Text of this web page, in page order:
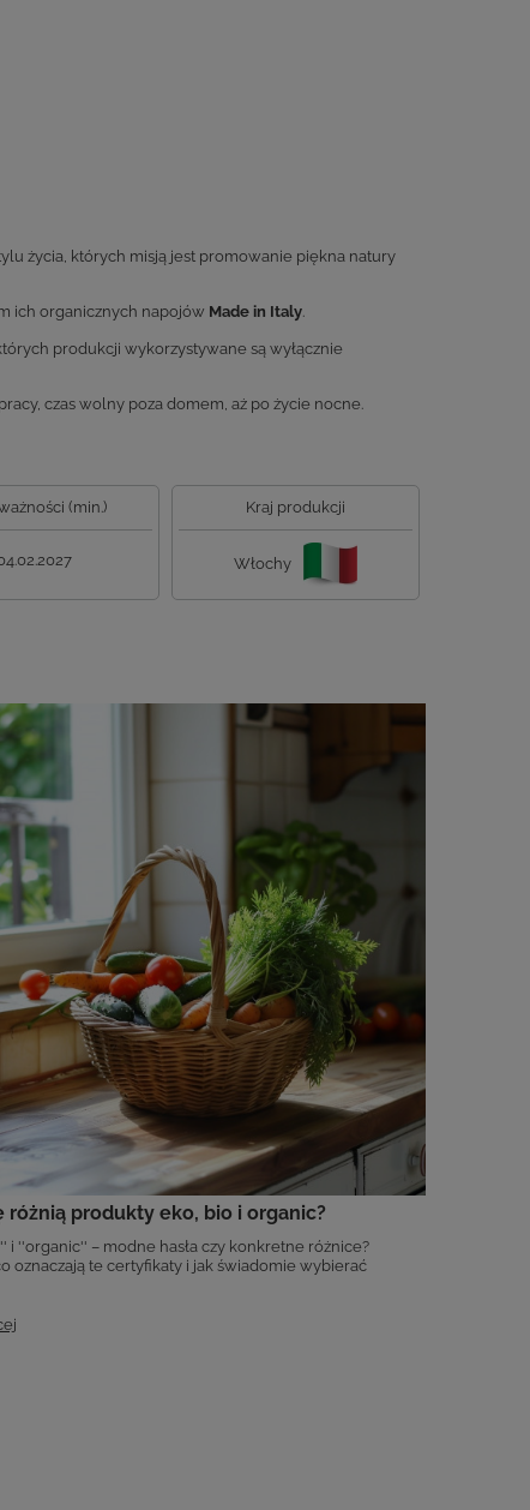
życia, których misją jest promowanie piękna natury
ich organicznych napojów Made in Italy
produkcji wykorzystywane są wyłącznie
czas wolny poza domem, aż po życie nocne.
(min.) Kraj produkcji
Włochy
różnią produkty eko, bio i organic?
i ''organic'' – modne hasła czy konkretne różnice?
oznaczają te certyfikaty i jak świadomie wybierać